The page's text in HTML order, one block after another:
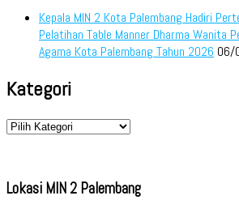
Kepala MIN 2 Kota Palembang Hadiri
Pelatihan Table Manner Dharma Wanita
Agama Kota Palembang Tahun 2026 06/
Kategori
Kategori
Lokasi MIN 2 Palembang